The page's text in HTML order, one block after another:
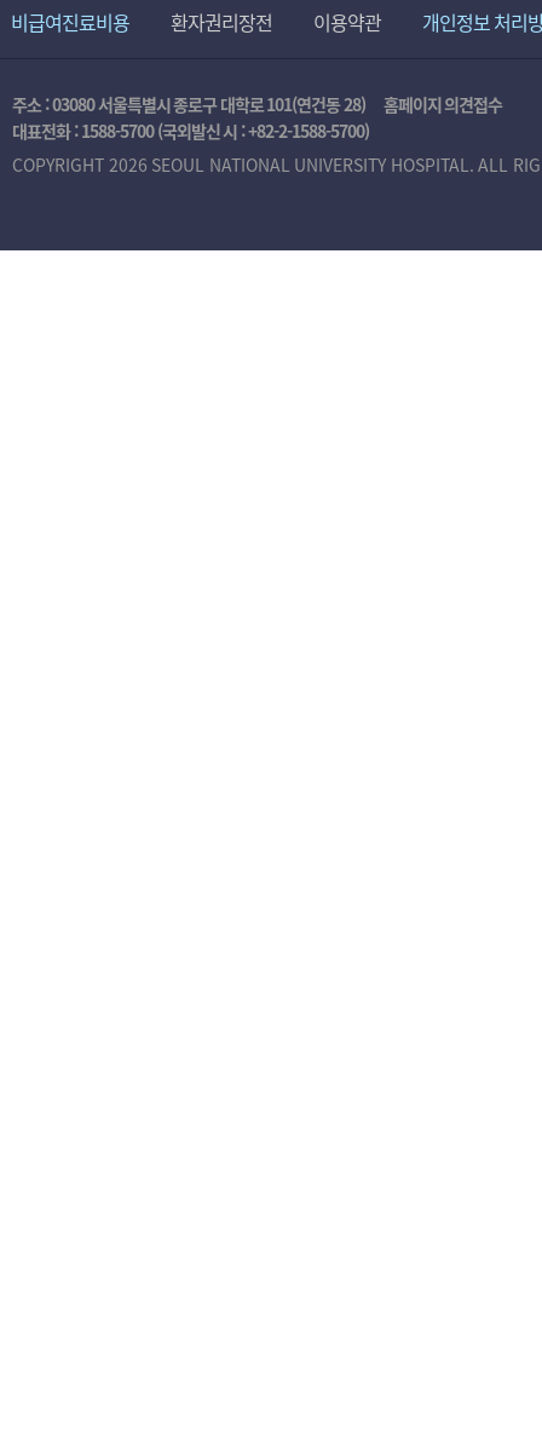
비급여진료비용 환자권리장전 이용약관 개인정보 처리
주소 : 03080 서울특별시 종로구 대학로 101(연건동 28)
홈페이지 의견접수
대표전화 :1588-5700(국외발신 시 :+82-2-1588-5700)
COPYRIGHT 2026 SEOUL NATIONAL UNIVERSITY HOSPITAL. ALL